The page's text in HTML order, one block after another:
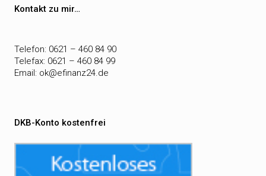
Beitragsnavigation
Kontakt zu mir…
Telefon: 0621 – 460 84 90
Telefax: 0621 – 460 84 99
Email: ok@efinanz24.de
DKB-Konto kostenfrei